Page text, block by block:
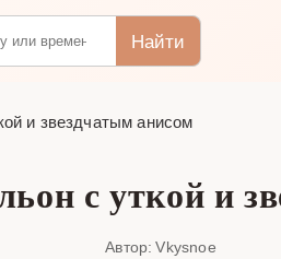
Найти
и звездчатым анисом
с уткой и
Автор: Vkysnoe